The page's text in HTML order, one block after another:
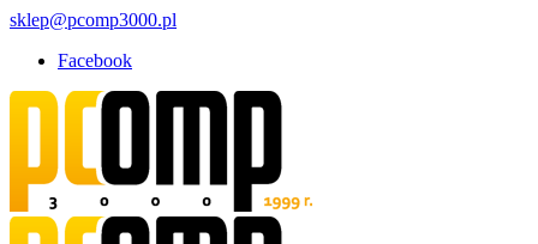
sklep@pcomp3000.pl
Facebook